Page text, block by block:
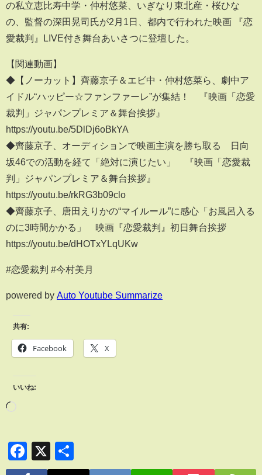
の私立恵比寿中学・仲村悠菜、いぎなり東北産・桜ひな
の、監督の深田晃司氏が2月1日、都内で行われた映画 『恋
愛裁判』LIVE付き舞台あいさつに登壇した。
【関連動画】
◆【ノーカット】齊藤京子＆エビ中・仲村悠菜ら、劇中ア
イドル“ハッピー☆ファンファーレ”が集結！ 『映画「恋愛
裁判」ジャパンプレミア＆舞台挨拶』
https://youtu.be/5DlDj6oBkYA
◆齊藤京子、オーディションで映画主演を勝ち取る 日向
坂46での活動を経て「絶対に演じたい」 『映画「恋愛裁
判」ジャパンプレミア＆舞台挨拶』
https://youtu.be/rkRG3b09clo
◆齊藤京子、唐田えりかの“マイルール”に感心「お風呂入る
のに3時間かかる」 映画『恋愛裁判』初日舞台挨拶
https://youtu.be/dHOTxYLqUKw
#恋愛裁判 #今村美月
powered by Auto Youtube Summarize
共有:
Facebook X
いいね:
Facebook
X
有